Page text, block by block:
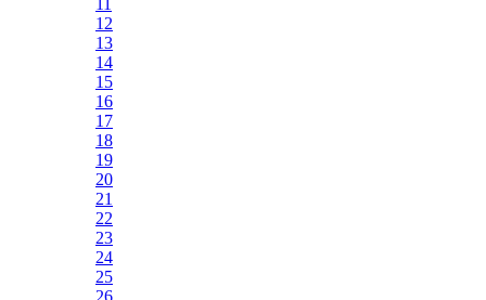
11
12
13
14
15
16
17
18
19
20
21
22
23
24
25
26